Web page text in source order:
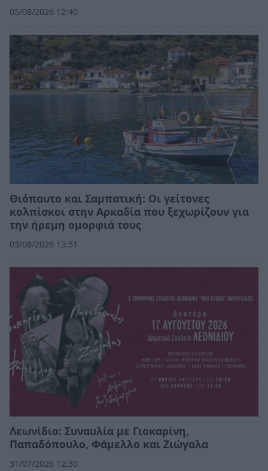
05/08/2026 12:40
Θιόπαυτο και Σαμπατική: Οι γείτονες
κολπίσκοι στην Αρκαδία που ξεχωρίζουν για
την ήρεμη ομορφιά τους
03/08/2026 13:51
Λεωνίδιο: Συναυλία με Γιοκαρίνη,
Παπαδόπουλο, Φάμελλο και Ζιώγαλα
31/07/2026 12:30